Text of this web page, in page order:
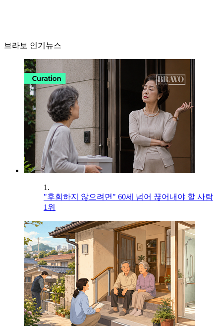
브라보 인기뉴스
1.
"후회하지 않으려면" 60세 넘어 끊어내야 할 사람
1위